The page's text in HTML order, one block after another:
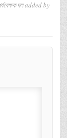
দলadded by